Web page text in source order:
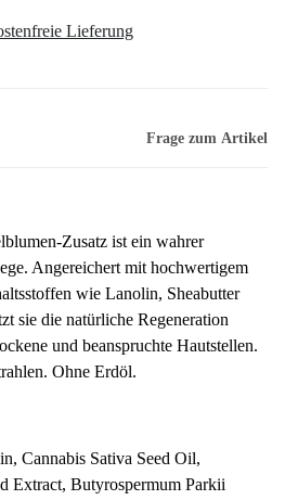
Lieferung
Frage zum Artikel
Zusatz ist ein wahrer
Angereichert mit hochwertigem
wie Lanolin, Sheabutter
sie die natürliche Regeneration
und beanspruchte Hautstellen.
Ohne Erdöl.
Cannabis Sativa Seed Oil,
Extract, Butyrospermum Parkii